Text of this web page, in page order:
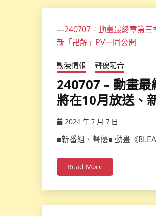
動漫情報 聲優配音
240707 – 動畫最
將在10月放送、
2024 年 7 月 7 日
■新番組．聲優■ 動畫《
Read More